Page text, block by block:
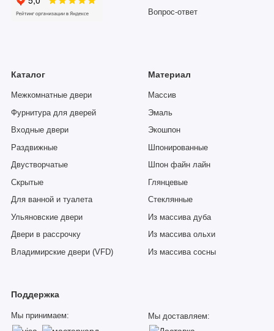
Вопрос-ответ
Каталог
Межкомнатные двери
Фурнитура для дверей
Входные двери
Раздвижные
Двустворчатые
Скрытые
Для ванной и туалета
Ульяновские двери
Двери в рассрочку
Владимирские двери (VFD)
Материал
Массив
Эмаль
Экошпон
Шпонированные
Шпон файн лайн
Глянцевые
Стеклянные
Из массива дуба
Из массива ольхи
Из массива сосны
Поддержка
Мы принимаем: Мы доставляем: